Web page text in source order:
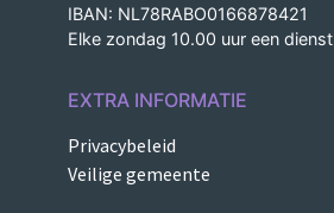
IBAN: NL78RABO0166878421
Elke zondag 10.00 uur een dienst
EXTRA INFORMATIE
Privacybeleid
Veilige gemeente